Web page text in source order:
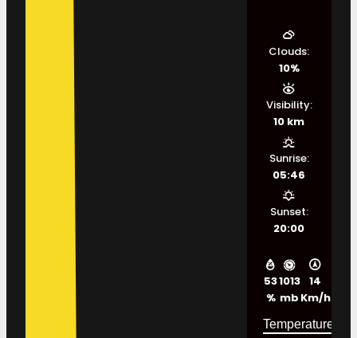
53
%
1013
mb
14
Km/h
Clouds:
10%
Visibility:
10 km
Sunrise:
05:46
Sunset:
20:00